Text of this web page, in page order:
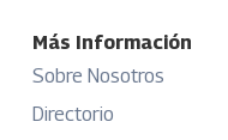
Más Información
Sobre Nosotros
Directorio